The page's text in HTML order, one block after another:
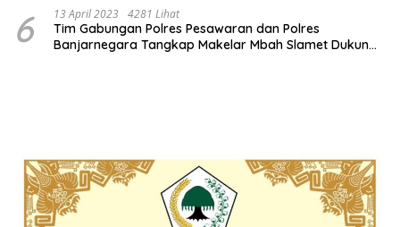
6 13 April 2023 4281 Lihat
Tim Gabungan Polres Pesawaran dan Polres
Banjarnegara Tangkap Makelar Mbah Slamet Dukun